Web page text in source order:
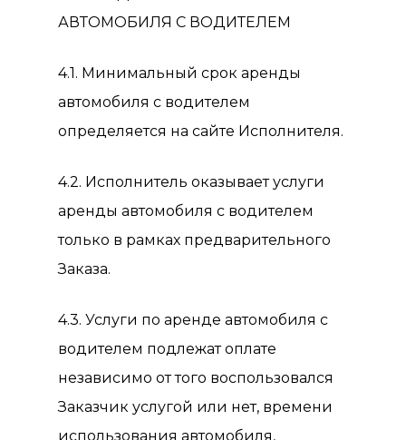
АВТОМОБИЛЯ С ВОДИТЕЛЕМ
4.1. Минимальный срок аренды
автомобиля с водителем
определяется на сайте Исполнителя.
4.2. Исполнитель оказывает услуги
аренды автомобиля с водителем
только в рамках предварительного
Заказа.
4.3. Услуги по аренде автомобиля с
водителем подлежат оплате
независимо от того воспользовался
Заказчик услугой или нет, времени
использования автомобиля,